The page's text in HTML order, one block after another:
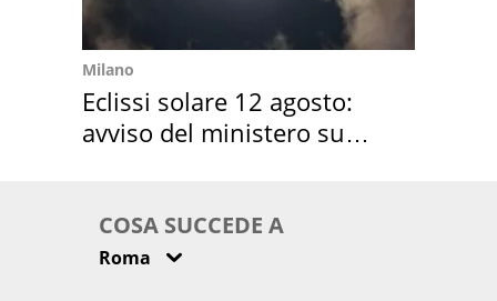
Milano
Eclissi solare 12 agosto:
avviso del ministero su